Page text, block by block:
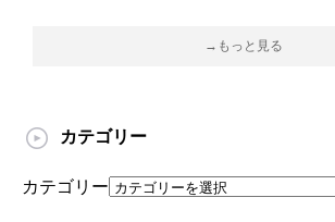
→もっと見る
カテゴリー
カテゴリー